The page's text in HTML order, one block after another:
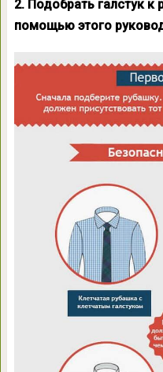
2. Подобрать галстук
помощью этого